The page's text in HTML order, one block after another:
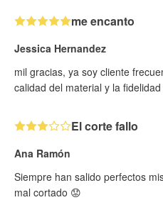
me encanto
Jessica Hernandez
mil gracias, ya soy cliente
calidad del material y la
El corte fallo
Ana Ramón
Siempre han salido perfectos
mal cortado 😟